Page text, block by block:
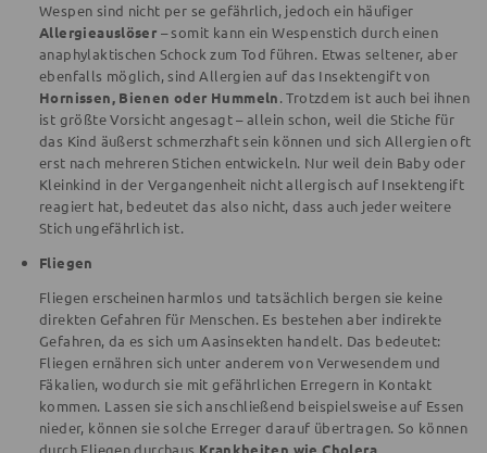
Wespen sind nicht per se gefährlich, jedoch ein häufiger
Allergieauslöser – somit kann ein Wespenstich durch einen
anaphylaktischen Schock zum Tod führen. Etwas seltener, aber
ebenfalls möglich, sind Allergien auf das Insektengift von
Hornissen, Bienen oder Hummeln. Trotzdem ist auch bei ihnen
ist größte Vorsicht angesagt – allein schon, weil die Stiche für
das Kind äußerst schmerzhaft sein können und sich Allergien oft
erst nach mehreren Stichen entwickeln. Nur weil dein Baby oder
Kleinkind in der Vergangenheit nicht allergisch auf Insektengift
reagiert hat, bedeutet das also nicht, dass auch jeder weitere
Stich ungefährlich ist.
Fliegen
Fliegen erscheinen harmlos und tatsächlich bergen sie keine
direkten Gefahren für Menschen. Es bestehen aber indirekte
Gefahren, da es sich um Aasinsekten handelt. Das bedeutet:
Fliegen ernähren sich unter anderem von Verwesendem und
Fäkalien, wodurch sie mit gefährlichen Erregern in Kontakt
kommen. Lassen sie sich anschließend beispielsweise auf Essen
nieder, können sie solche Erreger darauf übertragen. So können
durch Fliegen durchaus Krankheiten wie Cholera,